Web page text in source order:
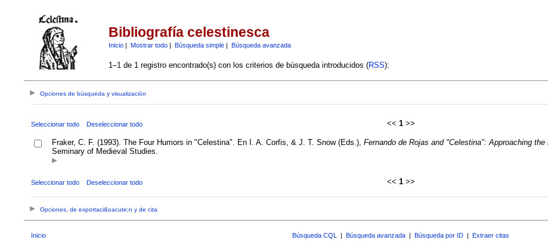
Bibliografía celestinesca
Inicio| Mostrar todo| Búsqueda simple| Búsqueda avanzada
1–1 de 1 registro encontrado(s) con los criterios de búsqueda introducidos (RSS):
Opciones de búsqueda y visualización
Seleccionar todo Deseleccionar todo << 1>>
Fraker, C. F. (1993). The Four Humors in "Celestina". En I. A. Corfis, & J. T. Snow (Eds.), Fernando de Rojas and "Celestina": Approaching the
Seminary of Medieval Studies.
Seleccionar todo Deseleccionar todo << 1>>
Opciones, de exportaci&oacute;n y de cita
Inicio Búsqueda CQL | Búsqueda avanzada | Búsqueda por ID | Extraer citas